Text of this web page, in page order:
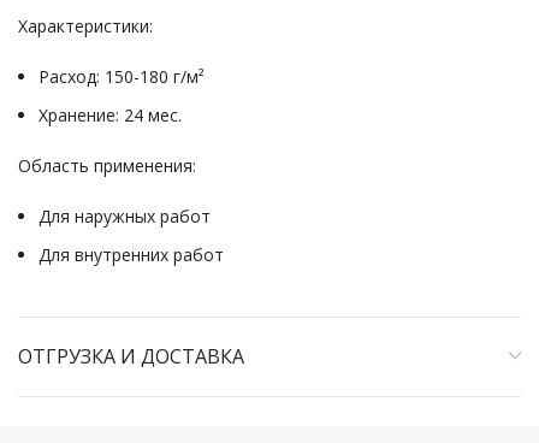
Характеристики:
Расход: 150-180 г/м²
Хранение: 24 мес.
Область применения:
Для наружных работ
Для внутренних работ
ОТГРУЗКА И ДОСТАВКА